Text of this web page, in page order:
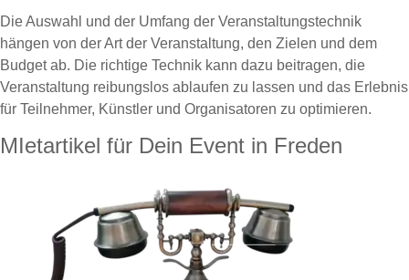
Die Auswahl und der Umfang der Veranstaltungstechnik
hängen von der Art der Veranstaltung, den Zielen und dem
Budget ab. Die richtige Technik kann dazu beitragen, die
Veranstaltung reibungslos ablaufen zu lassen und das Erlebnis
für Teilnehmer, Künstler und Organisatoren zu optimieren.
MIetartikel für Dein Event in Freden